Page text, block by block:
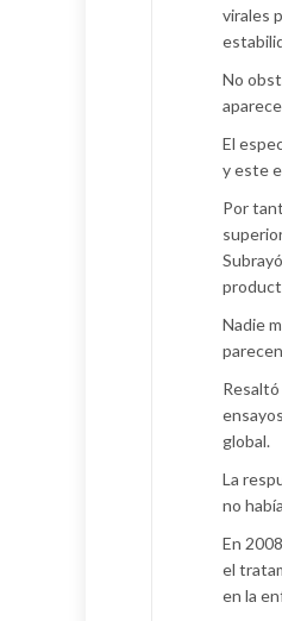
virales
No
El
y este
Por
Nadie
global.
La
no
En
el
en la